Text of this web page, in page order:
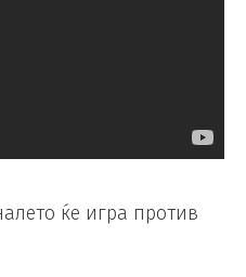
ќе игра против